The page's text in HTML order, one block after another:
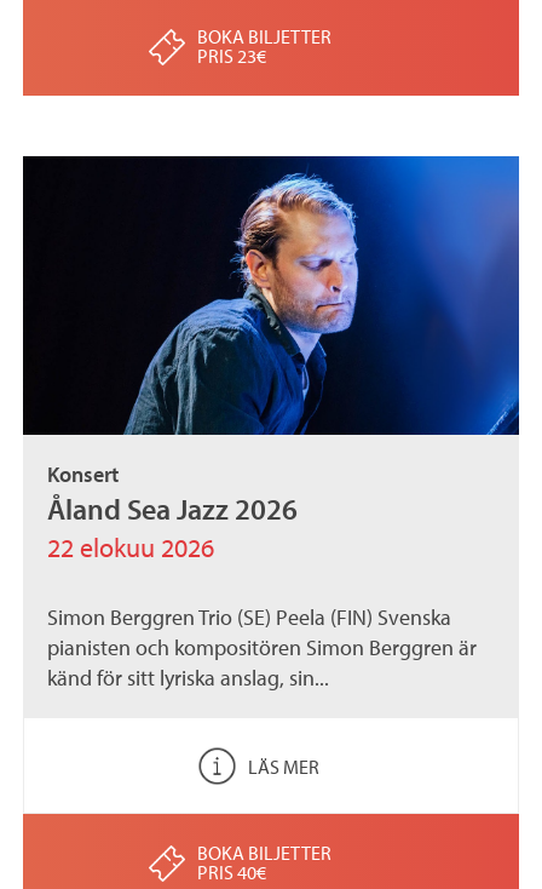
BOKA BILJETTER
PRIS 23€
Konsert
Åland Sea Jazz 2026
22 elokuu 2026
Simon Berggren Trio (SE) Peela (FIN) Svenska
pianisten och kompositören Simon Berggren är
känd för sitt lyriska anslag, sin...
LÄS MER
BOKA BILJETTER
PRIS 40€